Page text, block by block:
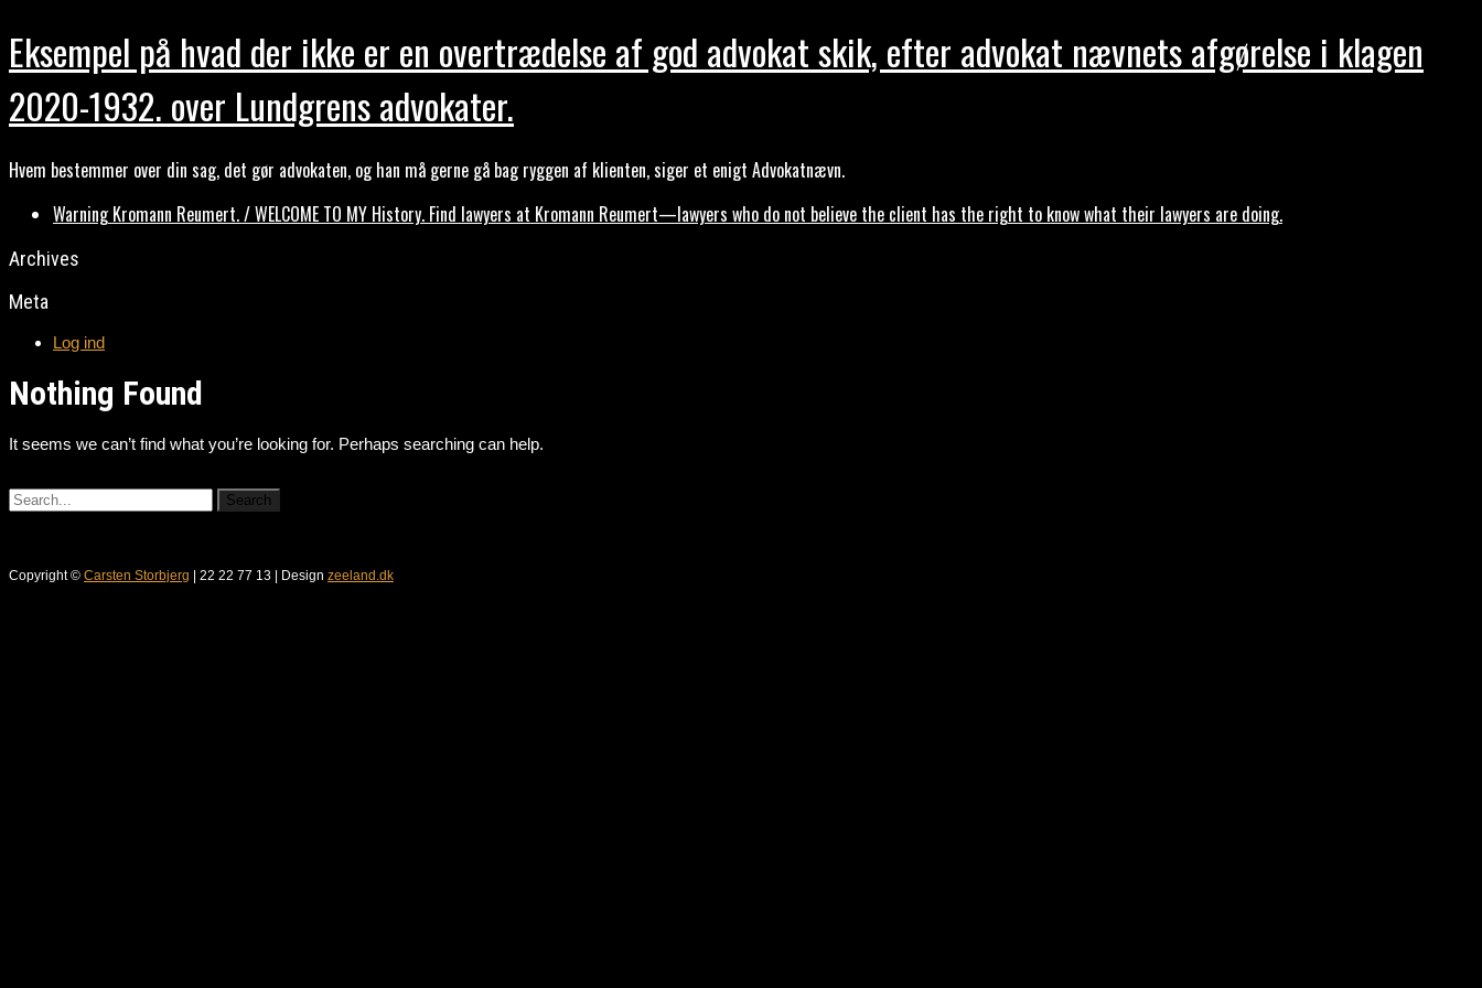
Eksempel på hvad der ikke er en overtrædelse af god advokat skik, efter advokat nævnets afgørelse i klagen
2020-1932. over Lundgrens advokater.
Hvem bestemmer over din sag, det gør advokaten, og han må gerne gå bag ryggen af klienten, siger et enigt Advokatnævn.
Warning Kromann Reumert. / WELCOME TO MY History. Find lawyers at Kromann Reumert—lawyers who do not believe the client has the right to know what their lawyers are doing.
Archives
Meta
Log ind
Nothing Found
It seems we can’t find what you’re looking for. Perhaps searching can help.
Copyright © Carsten Storbjerg | 22 22 77 13 | Design zeeland.dk